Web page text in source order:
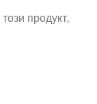
продукт,